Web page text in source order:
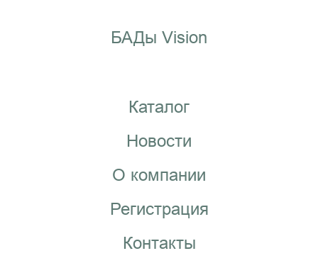
БАДы Vision
Каталог
Новости
О компании
Регистрация
Контакты